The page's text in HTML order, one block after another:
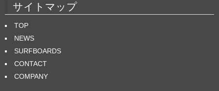
サイトマップ
TOP
NEWS
SURFBOARDS
CONTACT
COMPANY